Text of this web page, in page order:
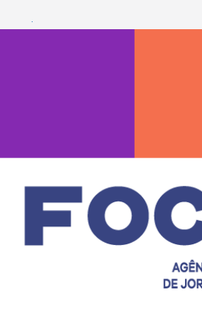
do
ciência e